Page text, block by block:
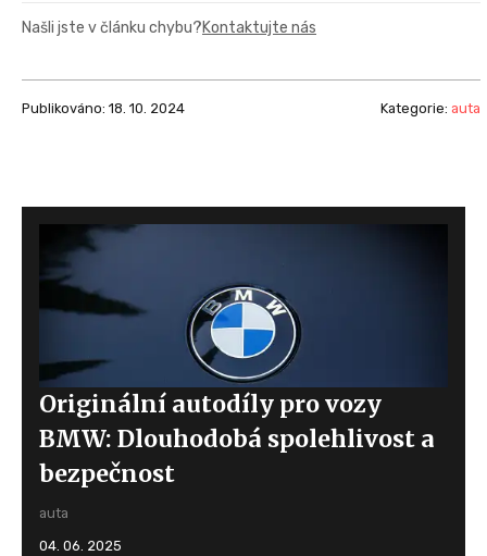
Našli jste v článku chybu?Kontaktujte nás
Publikováno: 18. 10. 2024 Kategorie: auta
Originální autodíly pro vozy
BMW: Dlouhodobá spolehlivost a
bezpečnost
auta
04. 06. 2025